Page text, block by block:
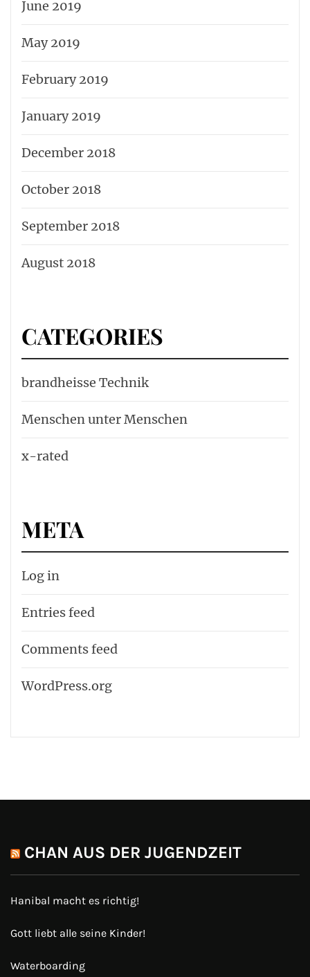
June 2019
May 2019
February 2019
January 2019
December 2018
October 2018
September 2018
August 2018
CATEGORIES
brandheisse Technik
Menschen unter Menschen
x-rated
META
Log in
Entries feed
Comments feed
WordPress.org
CHAN AUS DER JUGENDZEIT
Hanibal macht es richtig!
Gott liebt alle seine Kinder!
Waterboarding